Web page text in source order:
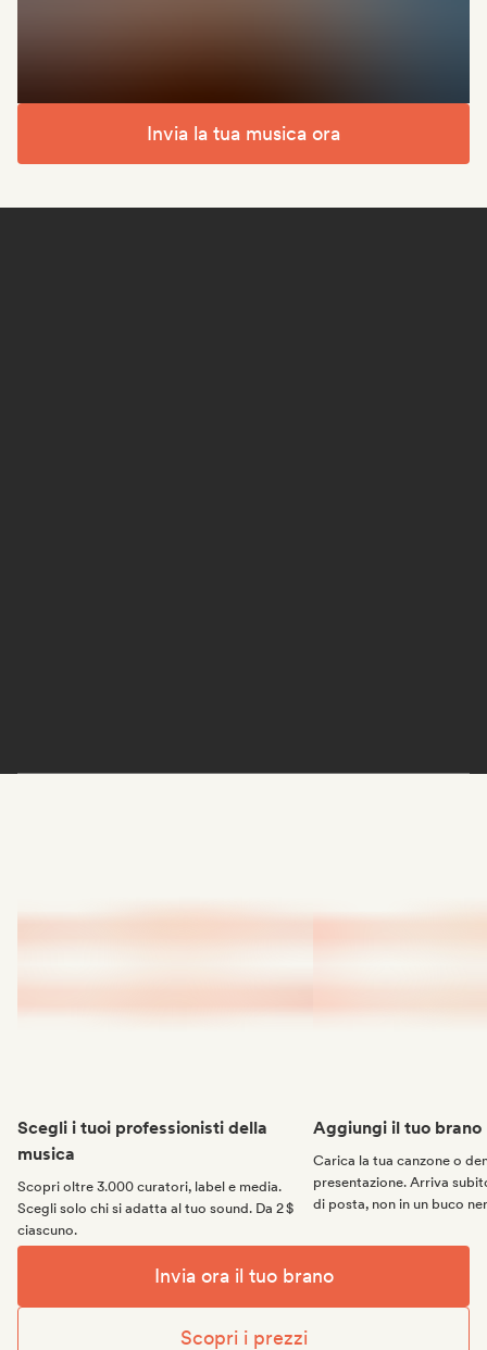
Invia la tua musica ora
Scegli i tuoi professionisti della
musica
Scopri oltre 3.000 curatori, label e media.
Scegli solo chi si adatta al tuo sound. Da 2 $
ciascuno.
Aggiungi il tuo brano
Carica la tua canzone o
presentazione. Arriva
di posta, non in un buco
Invia ora il tuo brano
Scopri i prezzi